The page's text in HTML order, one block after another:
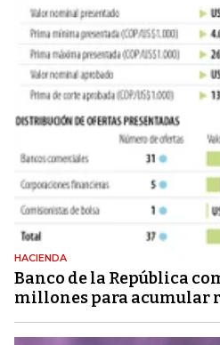
HACIENDA
Banco de la República
millones para acumular